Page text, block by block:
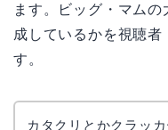
ます。ビッグ・マム
成しているかを視聴者
す。
カタクリとかクラッ